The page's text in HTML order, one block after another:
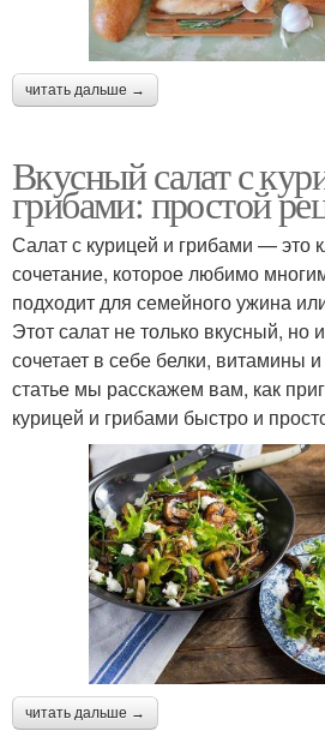
читать дальше →
Вкусный салат с
грибами: простой
Салат с курицей и грибами — это
сочетание, которое любимо
подходит для семейного ужина
Этот салат не только вкусный, но
сочетает в себе белки, витамины и
статье мы расскажем вам, как
курицей и грибами быстро и
читать дальше →